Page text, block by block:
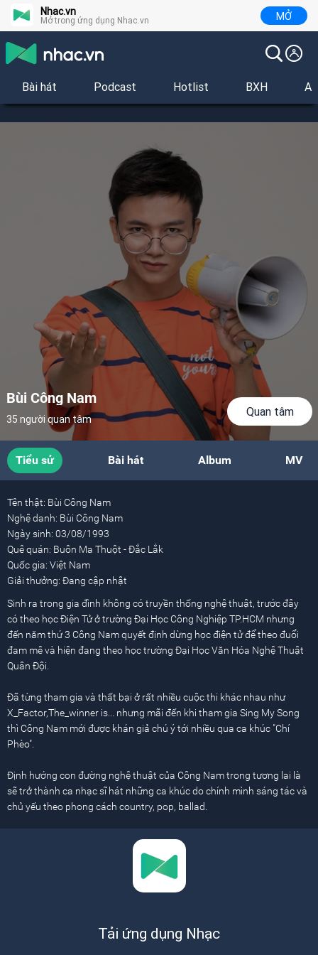
Nhac.vn
Mở trong ứng dụng Nhac.vn MỞ
Bài hát Podcast Hotlist BXH
Bùi Công Nam
35 người quan tâm
Quan tâm
Tiểu sử Bài hát Album MV
Tên thật: Bùi Công Nam
Nghệ danh: Bùi Công Nam
Ngày sinh: 03/08/1993
Quê quán: Buôn Ma Thuột - Đắc Lắk
Quốc gia: Việt Nam
Giải thưởng: Đang cập nhật
Sinh ra trong gia đình không có truyền thống nghệ thuật, trước đây
có theo học Điện Tử ở trường Đại Học Công Nghiệp TP.HCM nhưng
đến năm thứ 3 Công Nam quyết định dừng học điện tử để theo đuổi
đam mê và hiện đang theo học trường Đại Học Văn Hóa Nghệ Thuật
Quân Đội.
Đã từng tham gia và thất bại ở rất nhiều cuộc thi khác nhau như
X_Factor,The_winner is... nhưng mãi đến khi tham gia Sing My Song
thì Công Nam mới được khán giả chú ý tới nhiều qua ca khúc "Chí
Phèo".
Định hướng con đường nghệ thuật của Công Nam trong tương lai là
sẽ trở thành ca nhạc sĩ hát những ca khúc do chính mình sáng tác và
chủ yếu theo phong cách country, pop, ballad.
Tải ứng dụng Nhạc